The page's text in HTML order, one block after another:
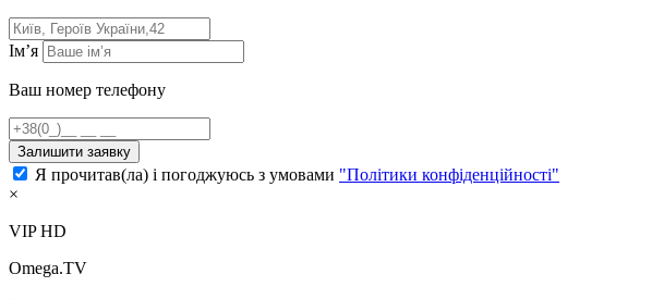
Ім’я
Ваш номер телефону
Залишити заявку
Я прочитав(ла) і погоджуюсь з умовами "Політики конфіденційності"
×
VIP HD
Omega.TV